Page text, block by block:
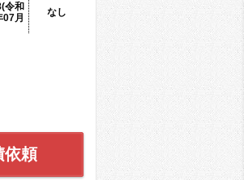
令和
07月
なし
依頼